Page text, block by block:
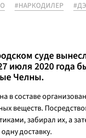
#НАРКОДИЛЕР
суде
июля 2020 года
Челны.
в составе
веществ.
забирал их, а
доставку.